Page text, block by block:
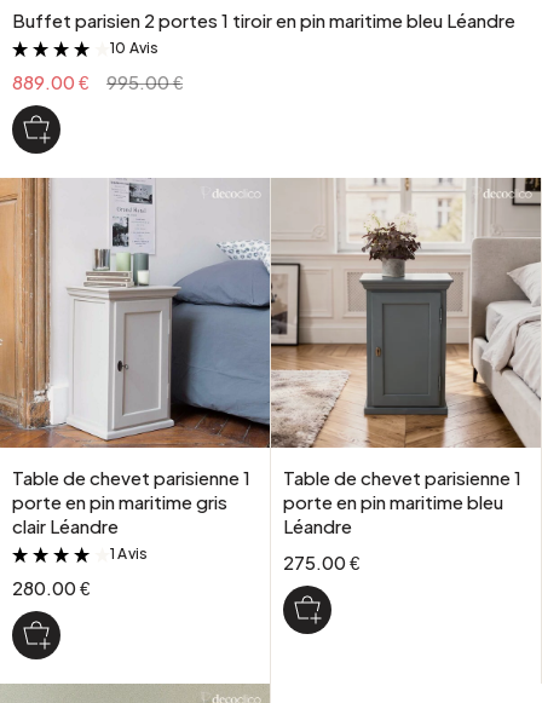
Buffet parisien 2 portes 1 tiroir en pin maritime bleu Léandre
&
10 Avis
889.00 € 995.00 €
Table de chevet parisienne 1
porte en pin maritime gris
clair Léandre
&
1 Avis
280.00 €
Table de chevet parisienne 1
porte en pin maritime bleu
Léandre
275.00 €